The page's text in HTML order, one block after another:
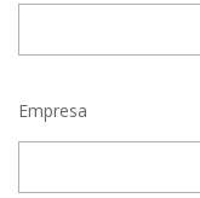
Empresa